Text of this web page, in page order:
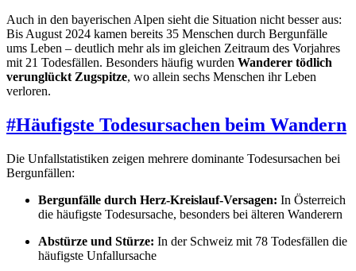
Auch in den bayerischen Alpen sieht die Situation nicht besser aus:
Bis August 2024 kamen bereits 35 Menschen durch Bergunfälle
ums Leben – deutlich mehr als im gleichen Zeitraum des Vorjahres
mit 21 Todesfällen. Besonders häufig wurden Wanderer tödlich
verunglückt Zugspitze, wo allein sechs Menschen ihr Leben
verloren.
#Häufigste Todesursachen beim Wandern
Die Unfallstatistiken zeigen mehrere dominante Todesursachen bei
Bergunfällen:
Bergunfälle durch Herz-Kreislauf-Versagen: In Österreich
die häufigste Todesursache, besonders bei älteren Wanderern
Abstürze und Stürze: In der Schweiz mit 78 Todesfällen die
häufigste Unfallursache